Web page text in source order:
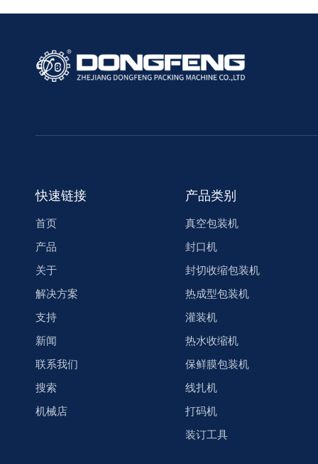
快速链接
首页
产品
关于
解决方案
支持
新闻
联系我们
搜索
机械店
产品类别
真空包装机
封口机
封切收缩包装机
热成型包装机
灌装机
热水收缩机
保鲜膜包装机
线扎机
打码机
装订工具